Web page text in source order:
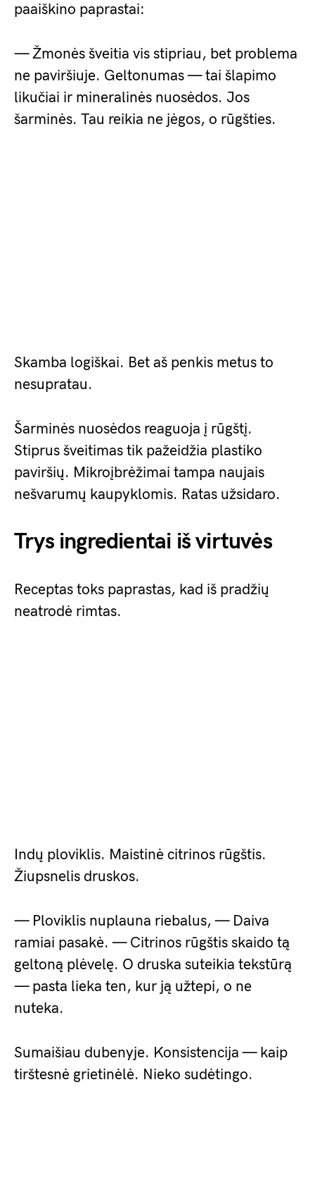
paaiškino paprastai:
— Žmonės šveitia vis stipriau, bet problema
ne paviršiuje. Geltonumas — tai šlapimo
likučiai ir mineralinės nuosėdos. Jos
šarminės. Tau reikia ne jėgos, o rūgšties.
Skamba logiškai. Bet aš penkis metus to
nesupratau.
Šarminės nuosėdos reaguoja į rūgštį.
Stiprus šveitimas tik pažeidžia plastiko
paviršių. Mikroįbrėžimai tampa naujais
nešvarumų kaupyklomis. Ratas užsidaro.
Trys ingredientai iš virtuvės
Receptas toks paprastas, kad iš pradžių
neatrodė rimtas.
Indų ploviklis. Maistinė citrinos rūgštis.
Žiupsnelis druskos.
— Ploviklis nuplauna riebalus, — Daiva
ramiai pasakė. — Citrinos rūgštis skaido tą
geltoną plėvelę. O druska suteikia tekstūrą
— pasta lieka ten, kur ją užtepi, o ne
nuteka.
Sumaišiau dubenyje. Konsistencija — kaip
tirštesnė grietinėlė. Nieko sudėtingo.